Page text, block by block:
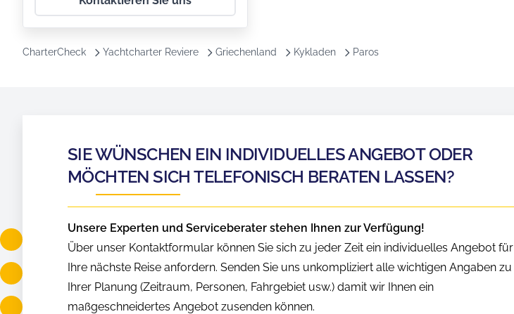
CharterCheck Yachtcharter Reviere Griechenland Kykladen Paros
SIE WÜNSCHEN EIN INDIVIDUELLES ANGEBOT ODER
MÖCHTEN SICH TELEFONISCH BERATEN LASSEN?
Unsere Experten und Serviceberater stehen Ihnen zur Verfügung!
Über unser Kontaktformular können Sie sich zu jeder Zeit ein individuelles Angebot für
Ihre nächste Reise anfordern. Senden Sie uns unkompliziert alle wichtigen Angaben zu
Ihrer Planung (Zeitraum, Personen, Fahrgebiet usw.) damit wir Ihnen ein
maßgeschneidertes Angebot zusenden können.